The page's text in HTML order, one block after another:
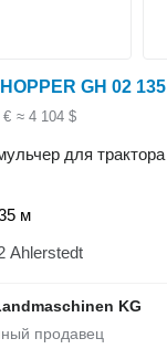
GH 02 135
€ ≈ 4 104 $
для трактора
м
Ahlerstedt
KG